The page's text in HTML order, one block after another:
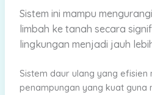
Sistem ini mampu
limbah ke tanah secara
lingkungan menjadi jauh
Sistem daur ulang yang
penampungan yang kuat guna